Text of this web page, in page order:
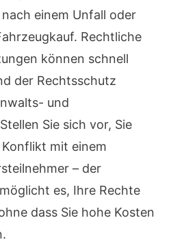
einem Unfall oder
Rechtliche
können schnell
der Rechtsschutz
und
Sie sich vor, Sie
mit einem
– der
es, Ihre Rechte
dass Sie hohe Kosten